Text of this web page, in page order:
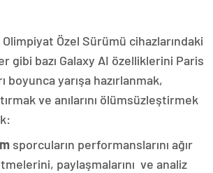
Özel Sürümü cihazlarındaki
gibi bazı Galaxy AI özelliklerini Paris
boyunca yarışa hazırlanmak,
ve anılarını ölümsüzleştirmek
sporcuların performanslarını ağır
paylaşmalarını ve analiz